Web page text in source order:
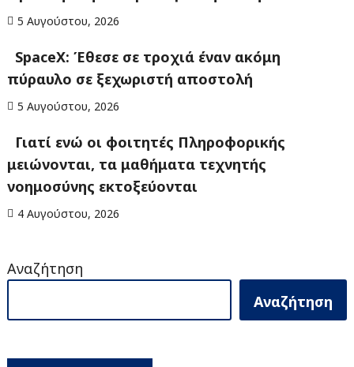
5 Αυγούστου, 2026
SpaceX: Έθεσε σε τροχιά έναν ακόμη
πύραυλο σε ξεχωριστή αποστολή
5 Αυγούστου, 2026
Γιατί ενώ οι φοιτητές Πληροφορικής
μειώνονται, τα μαθήματα τεχνητής
νοημοσύνης εκτοξεύονται
4 Αυγούστου, 2026
Αναζήτηση
Αναζήτηση